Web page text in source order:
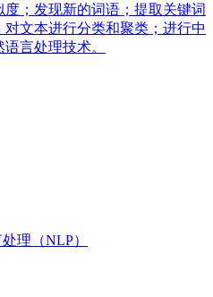
；发现新的词语；提取关键词
文本进行分类和聚类；进行中
言处理技术。
理（NLP）